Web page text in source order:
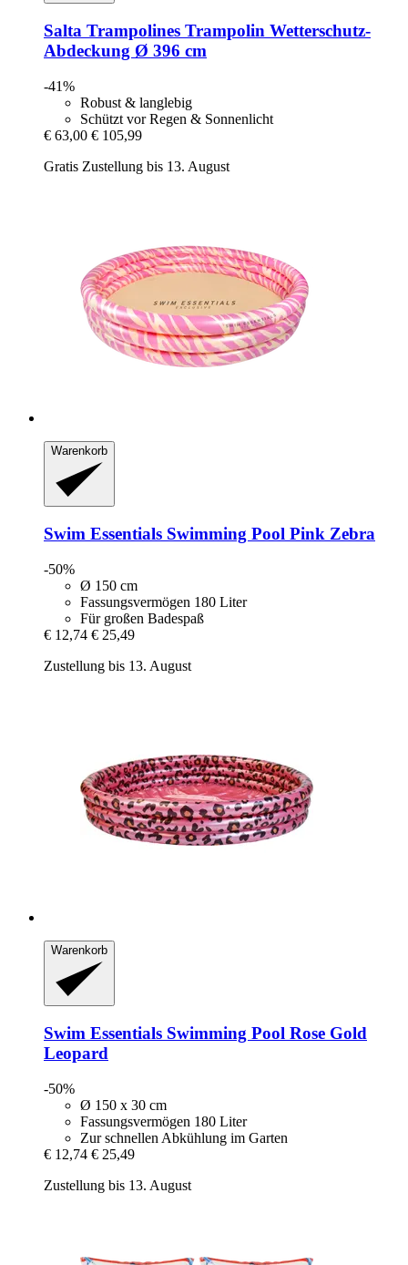
Salta Trampolines Trampolin Wetterschutz-​
Abdeckung Ø 396 cm
-41%
Robust & langlebig
Schützt vor Regen & Sonnenlicht
€ 63,00 € 105,99
Gratis Zustellung bis 13. August
Warenkorb
Swim Essentials Swimming Pool Pink Zebra
-50%
Ø 150 cm
Fassungsvermögen 180 Liter
Für großen Badespaß
€ 12,74 € 25,49
Zustellung bis 13. August
Warenkorb
Swim Essentials Swimming Pool Rose Gold
Leopard
-50%
Ø 150 x 30 cm
Fassungsvermögen 180 Liter
Zur schnellen Abkühlung im Garten
€ 12,74 € 25,49
Zustellung bis 13. August